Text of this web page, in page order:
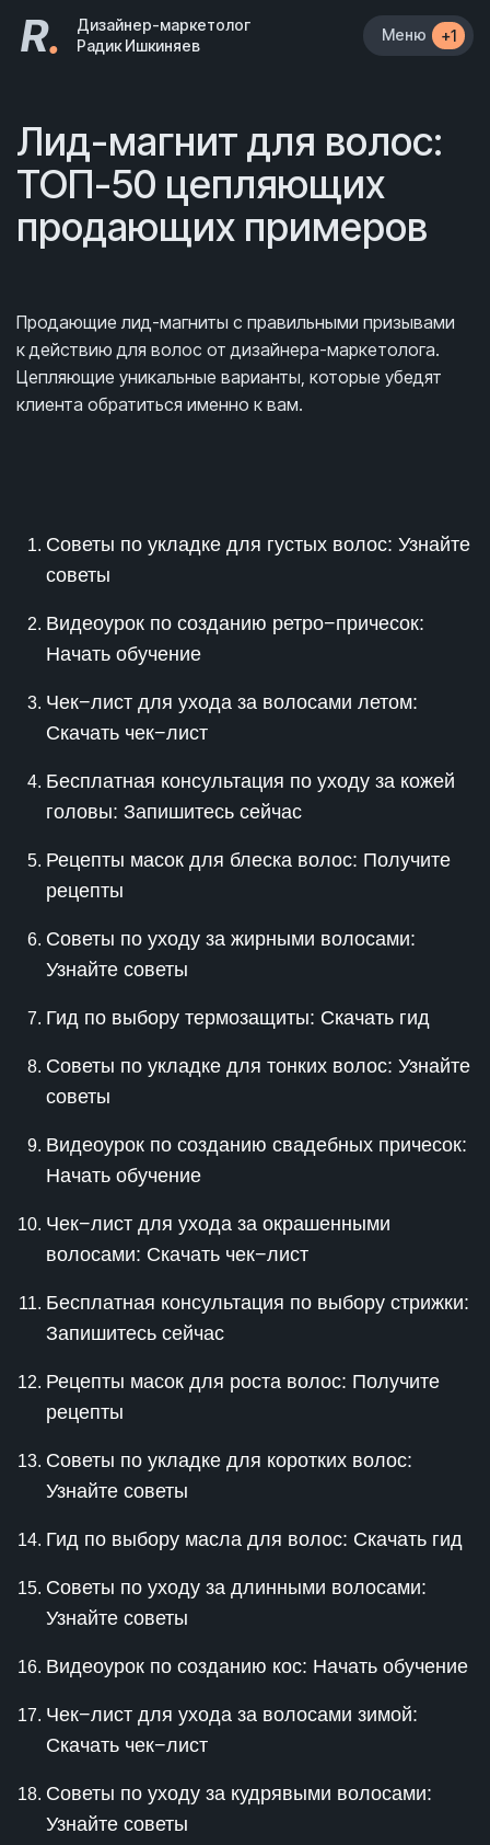
R.
Дизайнер-маркетолог
Радик Ишкиняев
Меню +1
Лид-магнит для волос:
ТОП-50 цепляющих
продающих примеров
Продающие лид-магниты с правильными призывами
к действию для волос от дизайнера-маркетолога.
Цепляющие уникальные варианты, которые убедят
клиента обратиться именно к вам.
Советы по укладке для густых волос: Узнайте
советы
Видеоурок по созданию ретро−причесок:
Начать обучение
Чек−лист для ухода за волосами летом:
Скачать чек−лист
Бесплатная консультация по уходу за кожей
головы: Запишитесь сейчас
Рецепты масок для блеска волос: Получите
рецепты
Советы по уходу за жирными волосами:
Узнайте советы
Гид по выбору термозащиты: Скачать гид
Советы по укладке для тонких волос: Узнайте
советы
Видеоурок по созданию свадебных причесок:
Начать обучение
Чек−лист для ухода за окрашенными
волосами: Скачать чек−лист
Бесплатная консультация по выбору стрижки:
Запишитесь сейчас
Рецепты масок для роста волос: Получите
рецепты
Советы по укладке для коротких волос:
Узнайте советы
Гид по выбору масла для волос: Скачать гид
Советы по уходу за длинными волосами:
Узнайте советы
Видеоурок по созданию кос: Начать обучение
Чек−лист для ухода за волосами зимой:
Скачать чек−лист
Советы по уходу за кудрявыми волосами:
Узнайте советы